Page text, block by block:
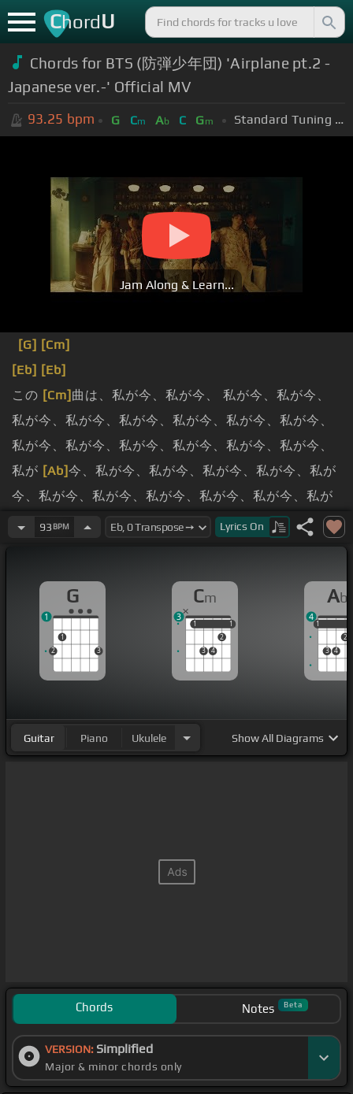
ChordU
Chords for BTS (防弾少年団) 'Airplane pt.2 -
Japanese ver.-' Official MV
93.25 bpm G Cm Ab C Gm Standard Tuning (EADGBE)
Jam Along & Learn...
[G] [Cm]
[Eb] [Eb]
この [Cm] 曲は、私が今、私が今、 私が今、私が今、
私が今、私が今、私が今、私が今、私が今、私が今、
私が今、私が今、私が今、私が今、私が今、私が今、
私が [Ab]今、私が今、私が今、私が今、私が今、私が
今、私が今、私が今、私が今、私が今、私が今、私が
今、私が今、私が今、私が今、私が今、私が今、私が
今、私が今、私が今、私が今、私が今、私が今、私が
今、私が今、私が今、私が今、私が今、私が
今、
私が今、私が今、私が
[Cm]今、 私が
、私はあなたのスターターを見ることができる、私は
あなたのスターターを見ることができる、私はあなた
そして時[C]は来ている
[Gm]
93 BPM Lyrics On
G
2
1
3
1
Cm
1
3 4
2
1
1 1
3
Ab
1
3 4
2
1
4
Guitar Piano Ukulele ShowAll Diagrams
Chords Notes Beta
VERSION: Simplified
Major & minor chords only